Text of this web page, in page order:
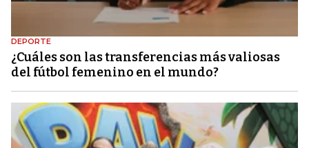
DEPORTE
¿Cuáles son las transferencias más valiosas
del fútbol femenino en el mundo?